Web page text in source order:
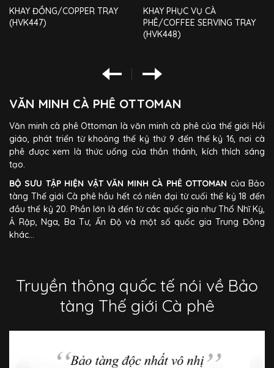
KHAY ĐỒNG/COPPER TRAY
(HVK447)
KHAY PHỤC VỤ CÀ
PHÊ/COFFEE SERVING TRAY
(HVK448)
VĂN MINH CÀ PHÊ OTTOMAN
Văn minh cà phê Ottoman là văn minh cà phê của thế giới Hồi
giáo, phát triển từ khoảng thế kỷ thứ 9 đến thế kỷ 16, nơi cà
phê được xem là thức uống của thần thánh, kích thích sáng
tạo.
BỘ SƯU TẬP HIỆN VẬT VĂN MINH CÀ PHÊ OTTOMAN của Bảo
tàng Thế giới Cà phê hầu hết có niên đại từ cuối thế kỷ 18 đến
đầu thế kỷ 20. Phần lớn là đến từ các quốc gia như Thổ Nhĩ Kỳ,
Ả Rập, Nga, Ba Tư, Ấn Độ và một số quốc gia Trung Đông
khác…
Truyền thông quốc tế nói về Bảo
tàng Thế giới Cà phê